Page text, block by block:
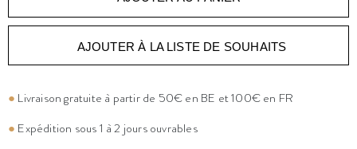
AJOUTER À LA LISTE DE SOUHAITS
● Livraison gratuite à partir de 50€ en BE et 100€ en FR
● Expédition sous 1 à 2 jours ouvrables